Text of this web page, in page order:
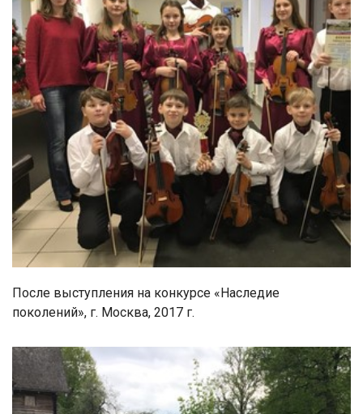
После выступления на конкурсе «Наследие
поколений», г. Москва, 2017 г.